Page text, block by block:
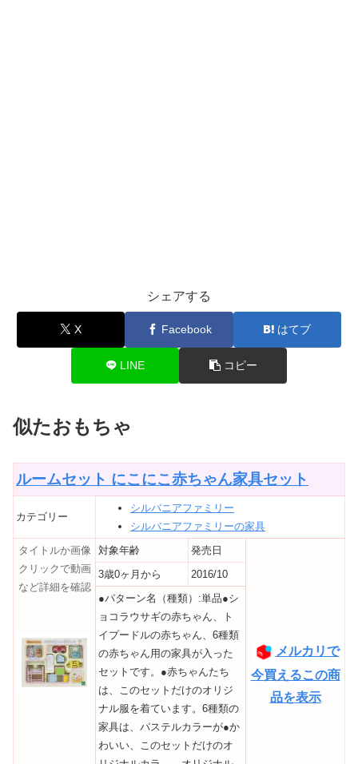
シェアする
X Facebook はてブ
LINE コピー
似たおもちゃ
ルームセット にこにこ赤ちゃん家具セット
カテゴリー
シルバニアファミリー
シルバニアファミリーの家具
タイトルか画像
クリックで動画
など詳細を確認
対象年齢 発売日
メルカリで
今買えるこの商
品を表示
3歳0ヶ月から
2016/10
●パターン名（種類）:単品●シ
ョコラウサギの赤ちゃん、ト
イプードルの赤ちゃん、6種類
の赤ちゃん用の家具が入った
セットです。●赤ちゃんたち
は、このセットだけのオリジ
ナル服を着ています。6種類の
家具は、パステルカラーが●か
わいい、このセットだけのオ